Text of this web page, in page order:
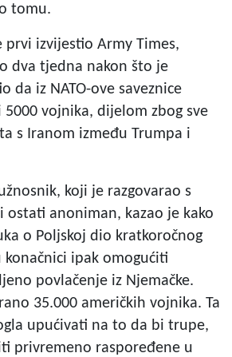
tomu.
prvi izvijestio Army Times,
dva tjedna nakon što je
da iz NATO-ove saveznice
5000 vojnika, dijelom zbog sve
s Iranom između Trumpa i
koji je razgovarao s
ostati anoniman, kazao je kako
o Poljskoj dio kratkoročnog
konačnici ipak omogućiti
povlačenje iz Njemačke.
35.000 američkih vojnika. Ta
upućivati na to da bi trupe,
privremeno raspoređene u